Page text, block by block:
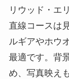
リウッド・エ
直線コースは
ルギアやホウ
最適です。背
め、写真映え